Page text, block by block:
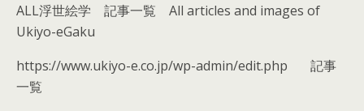
ALL浮世絵学 記事一覧 All articles and images of
Ukiyo-eGaku
https://www.ukiyo-e.co.jp/wp-admin/edit.php 記事
一覧